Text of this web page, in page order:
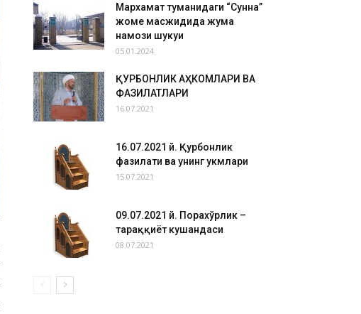
Мархамат туманидаги “Сунна”
жоме масжидида жума
намози шукуҳи
05.01.2024
ҚУРБОНЛИК АҲКОМЛАРИ ВА
ФАЗИЛАТЛАРИ
16.07.2021
16.07.2021 й. Қурбонлик
фазилати ва унинг ҳукмлари
15.07.2021
09.07.2021 й. Порахўрлик –
тараққиёт кушандаси
08.07.2021